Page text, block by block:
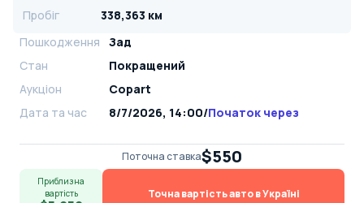
Пробіг
338,363 км
Пошкодження
Зад
Стан
Покращений
Аукціон
Copart
Дата та час
8/7/2026, 14:00/Початок через
Поточна ставка$550
Приблизна
вартість
Точна вартість авто в Україні